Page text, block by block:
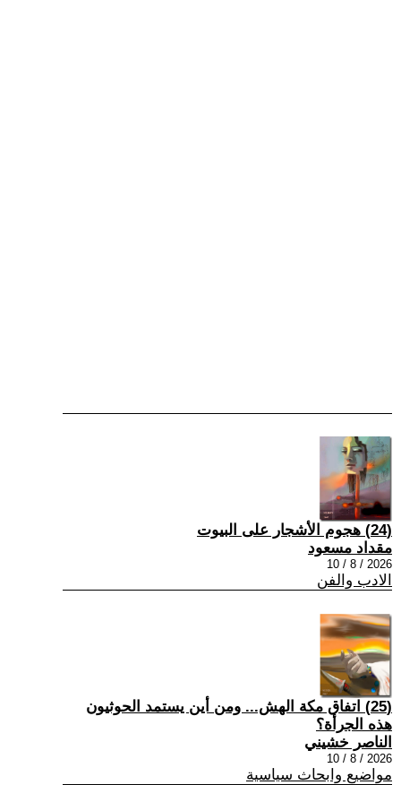
(24) هجوم الأشجار على البيوت
مقداد مسعود
2026 / 8 / 10
الادب والفن
(25) اتفاق مكة الهش... ومن أين يستمد الحوثيون
هذه الجرأة؟
الناصر خشيني
2026 / 8 / 10
مواضيع وابحاث سياسية